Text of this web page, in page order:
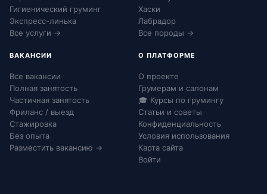
Гигиенический груминг
Экспресс-линька
Все услуги →
Хаски
Лабрадор
Все породы →
ВАКАНСИИ
Все вакансии
Полная занятость
Частичная занятость
Фриланс / выезд
Стажировка
Без опыта
Разместить вакансию →
О ПЛАТФОРМЕ
О проекте
Грумерам и салонам
🎓 Курсы по грумингу
Статьи и советы
Конфиденциальность
Условия использования
Карта сайта
Войти